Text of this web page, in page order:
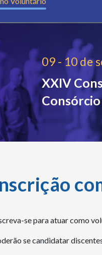
09 - 10 de
XXIV
se para atuar como
se candidatar